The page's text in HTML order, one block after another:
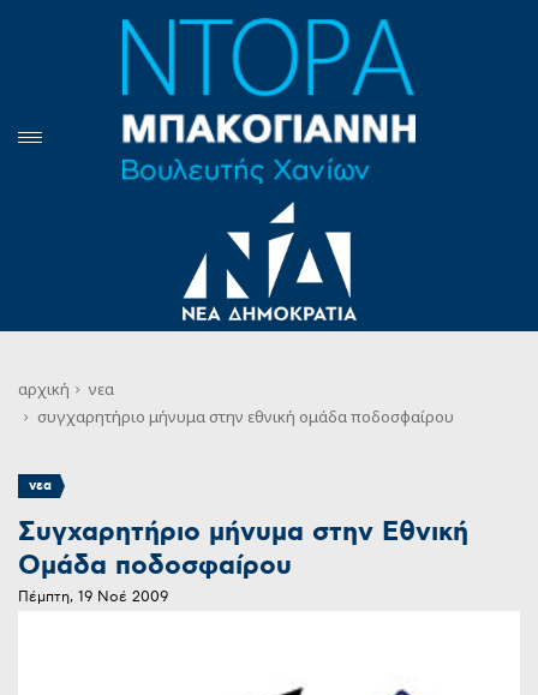
αρχική
νεα
συγχαρητήριο μήνυμα στην εθνική ομάδα ποδοσφαίρου
νεα
Συγχαρητήριο μήνυμα στην Εθνική
Ομάδα ποδοσφαίρου
Πέμπτη, 19 Νοέ 2009